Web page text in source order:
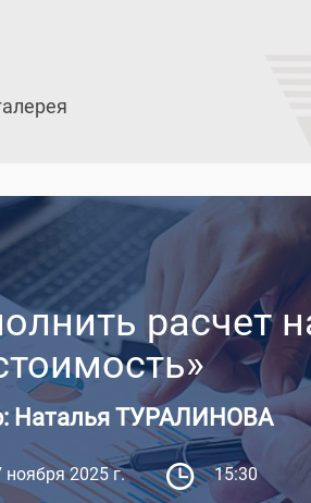
расчет
Наталья ТУРАЛИНОВА
ноября 2025 г. 15:30